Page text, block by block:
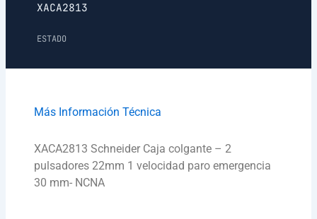
XACA2813
ESTADO
Más Información Técnica
XACA2813 Schneider Caja colgante – 2
pulsadores 22mm 1 velocidad paro emergencia
30 mm- NCNA